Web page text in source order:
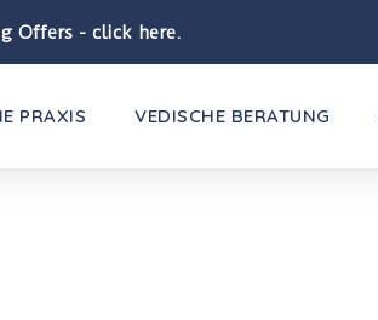
Offers - click here.
PRAXIS VEDISCHE BERATUNG